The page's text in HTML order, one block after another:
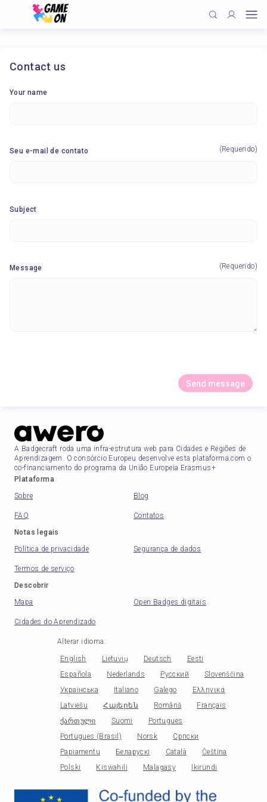
Contact us
Your name
Seu e-mail de contato (Requerido)
Subject
Message (Requerido)
Send message
A Badgecraft roda uma infra-estrutura web para Cidades e Regiões de
Aprendizagem. O consórcio Europeu desenvolve esta plataforma com o
co-financiamento do programa da União Europeia Erasmus+
Plataforma
Sobre
Blog
FAQ
Contatos
Notas legais
Política de privacidade
Segurança de dados
Termos de serviço
Descobrir
Mapa
Open Badges digitais
Cidades do Aprendizado
Alterar idioma :
English Lietuvių Deutsch
Eesti
Española
Nederlands Русский
Slovenščina
Українська
Italiano Galego
Ελληνικά
Latviešu
Հայերեն Română
Français
ქართული
Suomi
Portugues
Portugues (Brasil)
Norsk
Српски
Papiamentu
Беларускі Català
Čeština
Polski
Kiswahili Malagasy Ikirundi